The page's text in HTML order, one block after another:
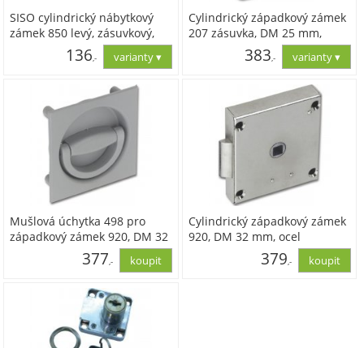
SISO cylindrický nábytkový
zámek 850 levý, zásuvkový,
rozdílné klíče,zamak černý
136,-
Cylindrický západkový zámek
207 zásuvka, DM 25 mm,
Zamak poniklovaný, bez
383,-
Mušlová úchytka 498 pro
západkový zámek 920, DM 32
mm, plast RAL 7037
377,-
311,28
Cylindrický západkový zámek
920, DM 32 mm, ocel
379,-